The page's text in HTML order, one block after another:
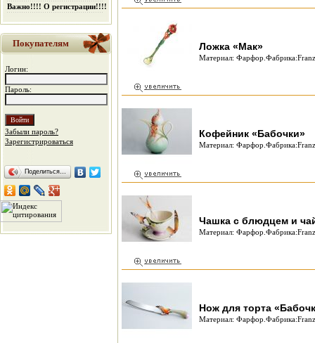
Важно!!!! О регистрации!!!!
Покупателям
Логин:
Пароль:
Забыли пароль?
Зарегистрироваться
Поделиться…
Ложка «Мак»
Материал:
Кофейник «Бабочки»
Материал:
Чашка с блюдцем и
Материал:
Нож для торта
Материал: